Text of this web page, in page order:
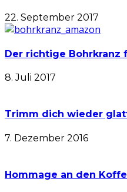
22. September 2017
Der richtige Bohrkranz
8. Juli 2017
Trimm dich wieder
7. Dezember 2016
Hommage an den